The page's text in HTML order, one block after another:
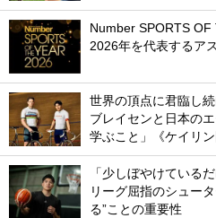
Number SPORTS OF
2026年を代表するア
世界の頂点に君臨し
ブレイセンと日本の
学ぶこと」《ケイリ
「少しぼやけている
リーグ屈指のシュー
る”ことの重要性